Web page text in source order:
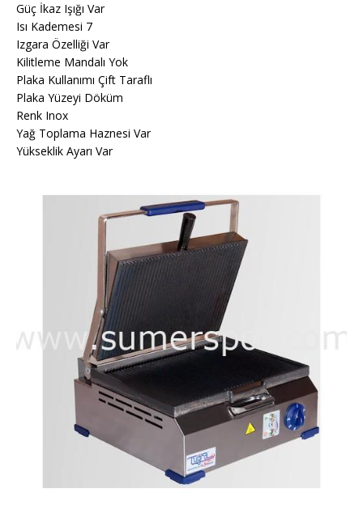
Güç İkaz Işığı Var
Isı Kademesi 7
Izgara Özelliği Var
Kilitleme Mandalı Yok
Plaka Kullanımı Çift Taraflı
Plaka Yüzeyi Döküm
Renk Inox
Yağ Toplama Haznesi Var
Yükseklik Ayarı Var